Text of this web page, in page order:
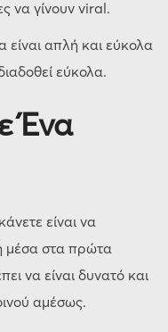
να γίνουν viral.
είναι απλή και εύκολα
εύκολα.
Ένα
είναι να
μέσα στα πρώτα
να είναι δυνατό και
αμέσως.